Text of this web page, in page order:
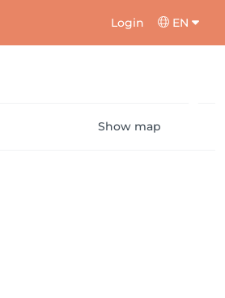
Login EN
Show map